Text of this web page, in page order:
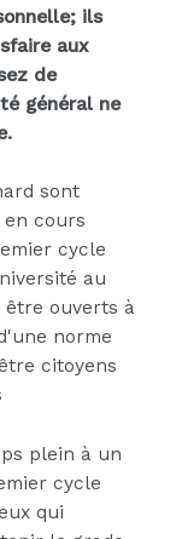
ils
aux
de
général ne
sont
cours
cycle
au
être ouverts à
norme
citoyens
plein à un
cycle
qui